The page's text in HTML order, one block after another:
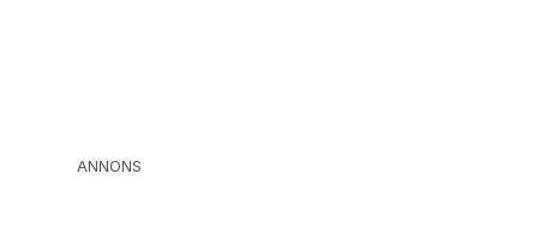
ANNONS